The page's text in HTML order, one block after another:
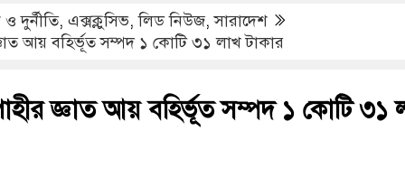
দুর্নীতি, এক্সক্লুসিভ,লিড নিউজ,সারাদেশ
আয় বহির্ভূত সম্পদ ১ কোটি ৩১ লাখ টাকার
জ্ঞাত আয় বহির্ভূত সম্পদ ১ কোটি ৩১